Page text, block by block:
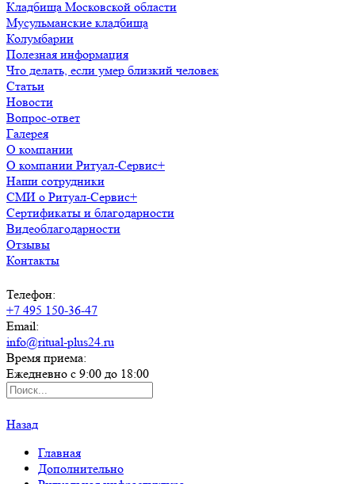
Кладбища Московской области
Мусульманские кладбища
Колумбарии
Полезная информация
Что делать, если умер близкий человек
Статьи
Новости
Вопрос-ответ
Галерея
О компании
О компании Ритуал-Сервис+
Наши сотрудники
СМИ о Ритуал-Сервис+
Сертификаты и благодарности
Видеоблагодарности
Отзывы
Контакты
Телефон:
+7 495 150-36-47
Email:
info@ritual-plus24.ru
Время приема:
Ежедневно с 9:00 до 18:00
Назад
Главная
Дополнительно